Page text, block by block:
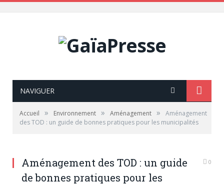
NAVIGUER
Accueil » Environnement » Aménagement »
Aménagement
des TOD : un guide de bonnes pratiques pour les municipalités
Aménagement des TOD : un guide
de bonnes pratiques pour les
0